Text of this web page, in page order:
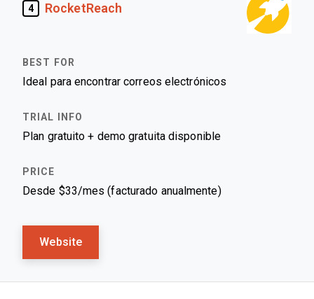
4 RocketReach
Ideal para encontrar correos electrónicos
Plan gratuito + demo gratuita disponible
Desde $33/mes (facturado anualmente)
Website